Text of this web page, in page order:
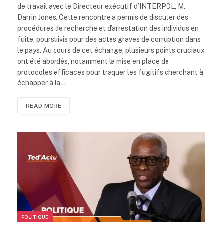
de travail avec le Directeur exécutif d’INTERPOL, M.
Darrin Jones. Cette rencontre a permis de discuter des
procédures de recherche et d’arrestation des individus en
fuite, poursuivis pour des actes graves de corruption dans
le pays. Au cours de cet échange, plusieurs points cruciaux
ont été abordés, notamment la mise en place de
protocoles efficaces pour traquer les fugitifs cherchant à
échapper à la…
READ MORE
POLITIQUE